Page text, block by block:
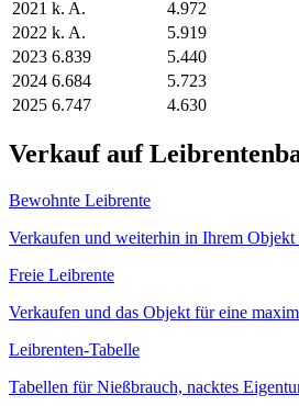
2021 k. A.
4.972
2022 k. A.
5.919
2023 6.839
5.440
2024 6.684
5.723
2025 6.747 4.630
Verkauf auf
Bewohnte Leibrente
Verkaufen und weiterhin in Ihrem
Freie Leibrente
Verkaufen und das Objekt für eine
Leibrenten-Tabelle
Tabellen für Nießbrauch, nacktes